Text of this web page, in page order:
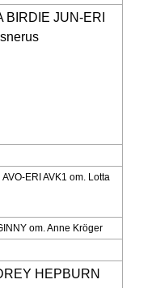
BIRDIE JUN-ERI
ERI AVK1 om. Lotta
om. Anne Kröger
HEPBURN